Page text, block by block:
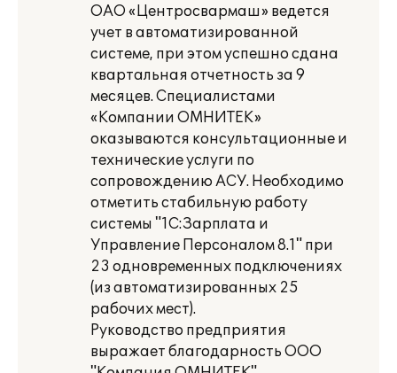
ОАО «Центросвармаш» ведется
учет в автоматизированной
системе, при этом успешно сдана
квартальная отчетность за 9
месяцев. Специалистами
«Компании ОМНИТЕК»
оказываются консультационные и
технические услуги по
сопровождению АСУ. Необходимо
отметить стабильную работу
системы "1С:Зарплата и
Управление Персоналом 8.1" при
23 одновременных подключениях
(из автоматизированных 25
рабочих мест).
Руководство предприятия
выражает благодарность ООО